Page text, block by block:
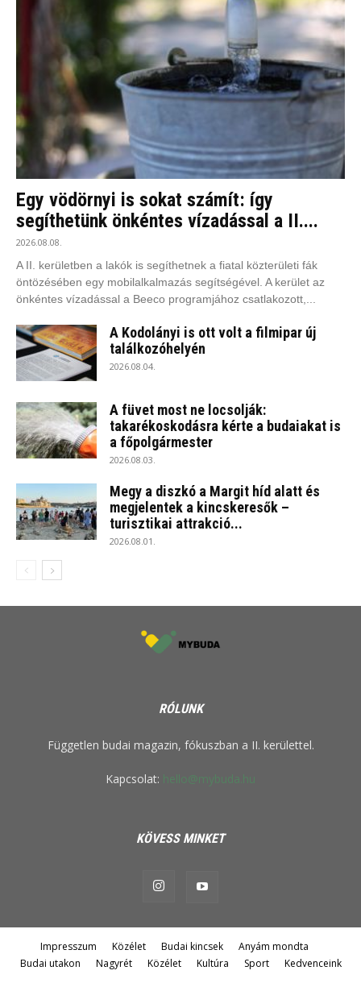
Egy vödörnyi is sokat számít: így
segíthetünk önkéntes vízadással a II....
2026.08.08.
A II. kerületben a lakók is segíthetnek a fiatal közterületi fák
öntözésében egy mobilalkalmazás segítségével. A kerület az
önkéntes vízadással a Beeco programjához csatlakozott,...
A Kodolányi is ott volt a filmipar új
találkozóhelyén
2026.08.04.
A füvet most ne locsolják:
takarékoskodásra kérte a budaiakat is
a főpolgármester
2026.08.03.
Megy a diszkó a Margit híd alatt és
megjelentek a kincskeresők –
turisztikai attrakció...
2026.08.01.
RÓLUNK
Független budai magazin, fókuszban a II. kerülettel.
Kapcsolat: hello@mybuda.hu
KÖVESS MINKET
Impresszum Közélet Budai kincsek
Anyám mondta
Budai utakon
Nagyrét Közélet Kultúra Sport Kedvenceink